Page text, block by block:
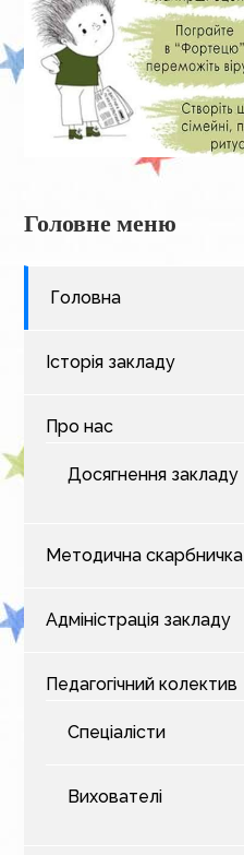
Головне меню
Головна
Історія закладу
Про нас
Досягнення закладу
Методична скарбничка
Адміністрація закладу
Педагогічний колектив
Спеціалісти
Вихователі